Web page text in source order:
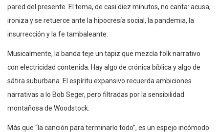
pared del presente. El tema, de casi diez minutos, no canta: acusa,
ironiza y se retuerce ante la hipocresía social, la pandemia, la
insurrección y la fe tambaleante.
Musicalmente, la banda teje un tapiz que mezcla folk narrativo
con electricidad contenida. Hay algo de crónica bíblica y algo de
sátira suburbana. El espíritu expansivo recuerda ambiciones
narrativas a lo Bob Seger, pero filtradas por la sensibilidad
montañosa de Woodstock.
Más que “la canción para terminarlo todo”, es un espejo incómodo